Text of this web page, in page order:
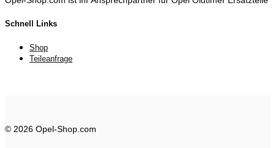
Schnell Links
Shop
Teileanfrage
© 2026 Opel-Shop.com